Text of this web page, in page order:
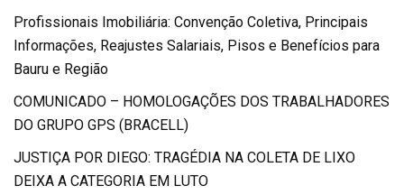
Profissionais Imobiliária: Convenção Coletiva, Principais
Informações, Reajustes Salariais, Pisos e Benefícios para
Bauru e Região
COMUNICADO – HOMOLOGAÇÕES DOS TRABALHADORES
DO GRUPO GPS (BRACELL)
JUSTIÇA POR DIEGO: TRAGÉDIA NA COLETA DE LIXO
DEIXA A CATEGORIA EM LUTO